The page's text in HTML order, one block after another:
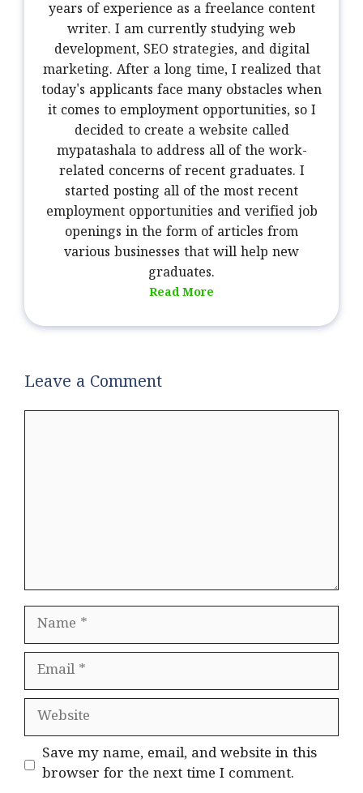
years of experience as a freelance content
writer. I am currently studying web
development, SEO strategies, and digital
marketing. After a long time, I realized that
today's applicants face many obstacles when
it comes to employment opportunities, so I
decided to create a website called
mypatashala to address all of the work-
related concerns of recent graduates. I
started posting all of the most recent
employment opportunities and verified job
openings in the form of articles from
various businesses that will help new
graduates.
Read More
Leave a Comment
Name
Email
Website
Save my name, email, and website in this
browser for the next time I comment.